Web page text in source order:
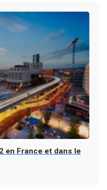
en France et dans le